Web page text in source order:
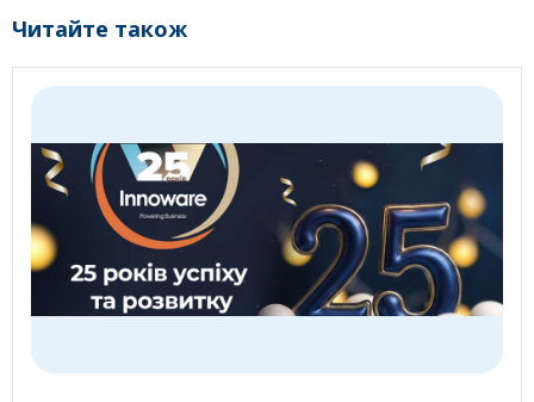
Читайте також